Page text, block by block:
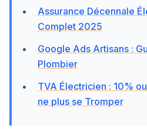
Assurance Décennale
Complet 2025
Google Ads Artisans :
Plombier
TVA Électricien : 10%
ne plus se Tromper